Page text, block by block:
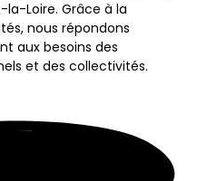
la-Loire. Grâce à la
nous répondons
aux besoins des
et des collectivités.